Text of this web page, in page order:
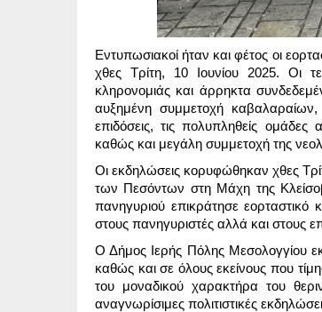
Εντυπωσιακοί ήταν και φέτος οι
χθες Τρίτη, 10 Ιουνίου 2025. Οι
κληρονομιάς και άρρηκτα
αυξημένη συμμετοχή καβαλαραίων,
επιδόσεις, τις πολυπληθείς
καθώς και μεγάλη συμμετοχή της
Οι εκδηλώσεις κορυφώθηκαν χθες
των Πεσόντων στη Μάχη της
πανηγυριού επικράτησε εορταστικό
στους πανηγυριστές αλλά και στους
Ο Δήμος Ιερής Πόλης Μεσολογγίου
καθώς και σε όλους εκείνους που
του μοναδικού χαρακτήρα του
αναγνωρίσιμες πολιτιστικές